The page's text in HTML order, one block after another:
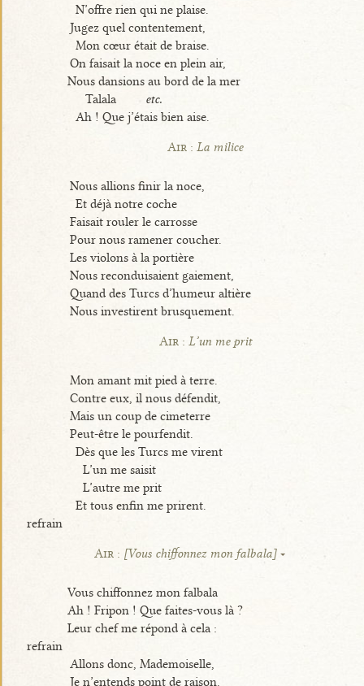
N’offre rien qui ne plaise.
Jugez quel contentement,
Mon cœur était de braise.
On faisait la noce en plein air,
Nous dansions au bord de la mer
Talala
etc.
Ah ! Que j’étais bien aise.
Air :La milice
Nous allions finir la noce,
Et déjà notre coche
Faisait rouler le carrosse
Pour nous ramener coucher.
Les violons à la portière
Nous reconduisaient gaiement,
Quand des Turcs d’humeur altière
Nous investirent brusquement.
Air : L’un me prit
Mon amant mit pied à terre.
Contre eux, il nous défendit,
Mais un coup de cimeterre
Peut-être le pourfendit.
Dès que les Turcs me virent
L’un me saisit
L’autre me prit
Et tous enfin me prirent.
refrain
Air : [Vous chiffonnez mon falbala]
Vous chiffonnez mon falbala
Ah ! Fripon ! Que faites-vous là ?
Leur chef me répond à cela :
refrain
Allons donc, Mademoiselle,
Je n’entends point de raison.